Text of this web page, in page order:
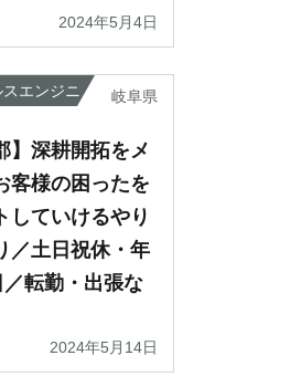
2024年5月4日
エンジニ
岐阜県
】深耕開拓をメ
客様の困ったを
していけるやり
／土日祝休・年
転勤・出張な
2024年5月14日